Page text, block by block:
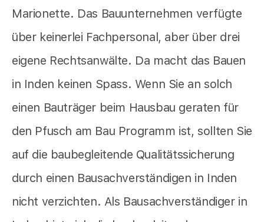
Marionette. Das Bauunternehmen verfügte
über keinerlei Fachpersonal, aber über drei
eigene Rechtsanwälte. Da macht das Bauen
in Inden keinen Spass. Wenn Sie an solch
einen Bauträger beim Hausbau geraten für
den Pfusch am Bau Programm ist, sollten Sie
auf die baubegleitende Qualitätssicherung
durch einen Bausachverständigen in Inden
nicht verzichten. Als Bausachverständiger in